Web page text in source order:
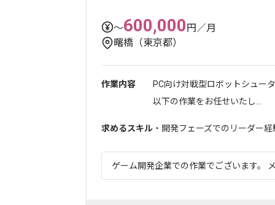
〜600,000円／月
曙橋（東京都）
作業内容
PC向け対戦型ロボットシュー
以下の作業をお任せいたし...
求めるスキル ・開発フェーズでのリーダー経
ゲーム開発企業での作業でございます。